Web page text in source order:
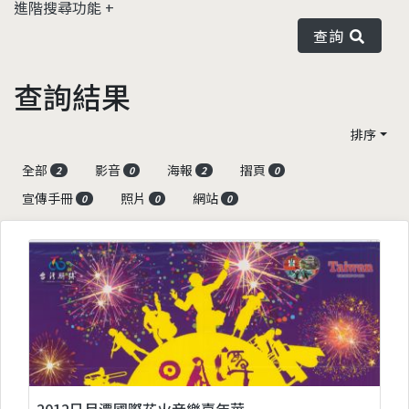
進階搜尋功能
查詢
查詢結果
排序
全部
2 影音 0 海報 2 摺頁 0
宣傳手冊 0 照片 0 網站 0